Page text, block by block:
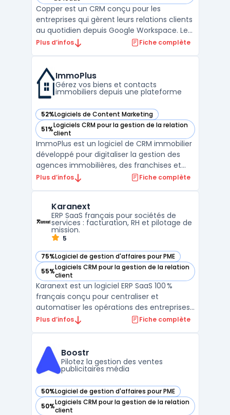
Copper est un CRM conçu pour les
entreprises qui gèrent leurs relations clients
au quotidien depuis Google Workspace. Les
équipes qui travaillent sur Gmail, Calendar
d’informations entre différents outils.
Copper permet la cen ...
Plus d’infos Fiche complète
ImmoPlus
Gérez vos biens et contacts
immobiliers depuis une plateforme
52%Logiciels de Content Marketing
— voir ImmoPlus dans cette catégorie
51%Logiciels CRM pour la gestion de la relation
client
— voir ImmoPlus dans cette catégorie
ImmoPlus est un logiciel de CRM immobilier
développé pour digitaliser la gestion des
agences immobilières, des franchises et
des agents autonomes. Ce service
contacts, agenda, communications et
publication d’annonces. Le ...
Plus d’infos Fiche complète
Karanext
ERP SaaS français pour sociétés de
services : facturation, RH et pilotage de
mission.
5
75%Logiciel de gestion d'affaires pour PME
— voir Karanext dans cette catégorie
55%Logiciels CRM pour la gestion de la relation
client
— voir Karanext dans cette catégorie
Karanext est un logiciel ERP SaaS 100 %
français conçu pour centraliser et
automatiser les opérations des entreprises
de services. Les équipes d’ESN, bureaux
l’ensemble de leurs processus : gestion
commerciale, organ ...
Plus d’infos Fiche complète
Boostr
Pilotez la gestion des ventes
publicitaires média
50%Logiciel de gestion d'affaires pour PME
— voir Boostr dans cette catégorie
50%Logiciels CRM pour la gestion de la relation
client
— voir Boostr dans cette catégorie